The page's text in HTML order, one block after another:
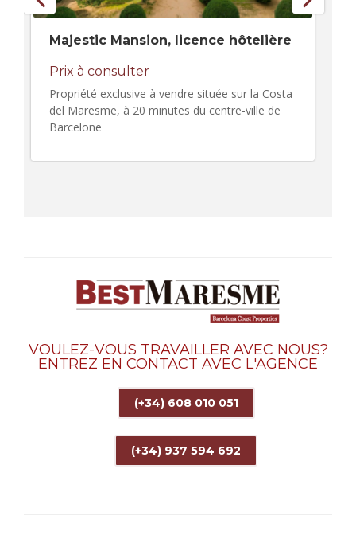
Majestic Mansion, licence hôtelière
Prix à consulter
Propriété exclusive à vendre située sur la Costa
del Maresme, à 20 minutes du centre-ville de
Barcelone
VOULEZ-VOUS TRAVAILLER AVEC NOUS?
ENTREZ EN CONTACT AVEC L'AGENCE
(+34) 608 010 051
(+34) 937 594 692